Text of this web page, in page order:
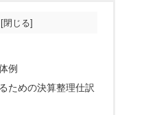
例
ための決算整理仕訳